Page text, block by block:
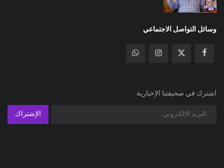
وسائل التواصل الاجتماعي
اشترك في صحيفتنا الإخبارية
الإشتراك